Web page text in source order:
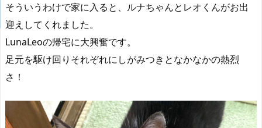
そういうわけで家に入ると、ルナちゃんとレオくんがお出
迎えしてくれました。
LunaLeoの帰宅に大興奮です。
足元を駆け回りそれぞれにしがみつきとなかなかの熱烈
さ！